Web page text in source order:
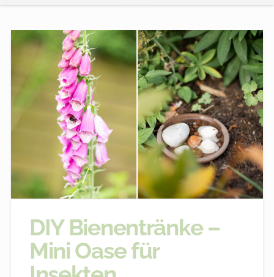
DIY Bienentränke –
Mini Oase für